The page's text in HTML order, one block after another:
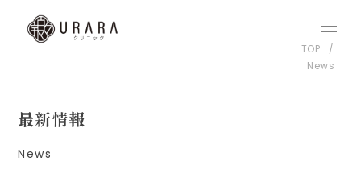
TOP
News
最新情報
News